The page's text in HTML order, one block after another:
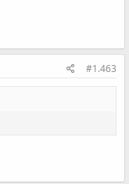
#1.463